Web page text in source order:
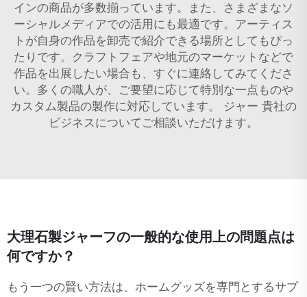
インの商品が多数揃っています。また、さまざまなソ
ーシャルメディアでの活用にも最適です。アーティス
トが自身の作品を卸売で紹介できる場所としてもぴっ
たりです。クラフトフェアや地元のマーケットなどで
作品を出展したい場合も、すぐに連絡してみてくださ
い。多くの職人が、ご要望に応じて特別な一点ものや
カスタム製品の製作に対応しています。
ジャー 貴社の
ビジネスについてご相談いただけます。
大理石製ジャーフの一般的な使用上の問題点は
何ですか？
もう一つの賢い方法は、ホームグッズを専門とするサプ